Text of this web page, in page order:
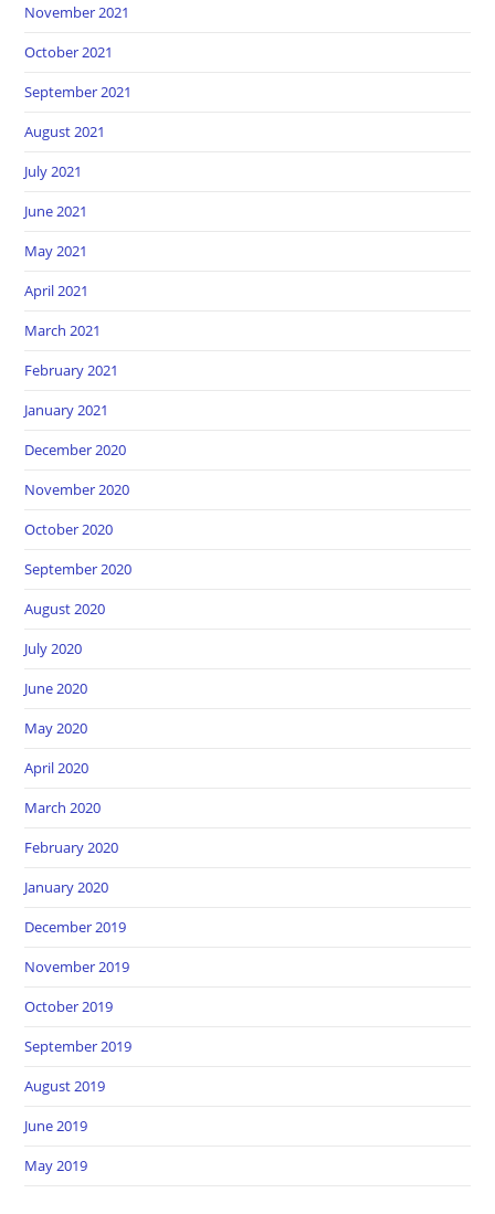
November 2021
October 2021
September 2021
August 2021
July 2021
June 2021
May 2021
April 2021
March 2021
February 2021
January 2021
December 2020
November 2020
October 2020
September 2020
August 2020
July 2020
June 2020
May 2020
April 2020
March 2020
February 2020
January 2020
December 2019
November 2019
October 2019
September 2019
August 2019
June 2019
May 2019